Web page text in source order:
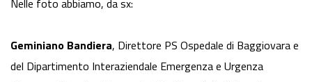
Geminiano Bandiera, Direttore PS Ospedale di Baggiovara e
del Dipartimento Interaziendale Emergenza e Urgenza